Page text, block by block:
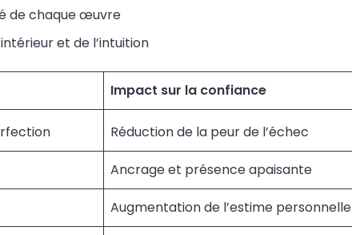
de chaque œuvre
et de l’intuition
Impact sur la confiance
Réduction de la peur de l’échec
Ancrage et présence apaisante
Augmentation de l’estime personnelle